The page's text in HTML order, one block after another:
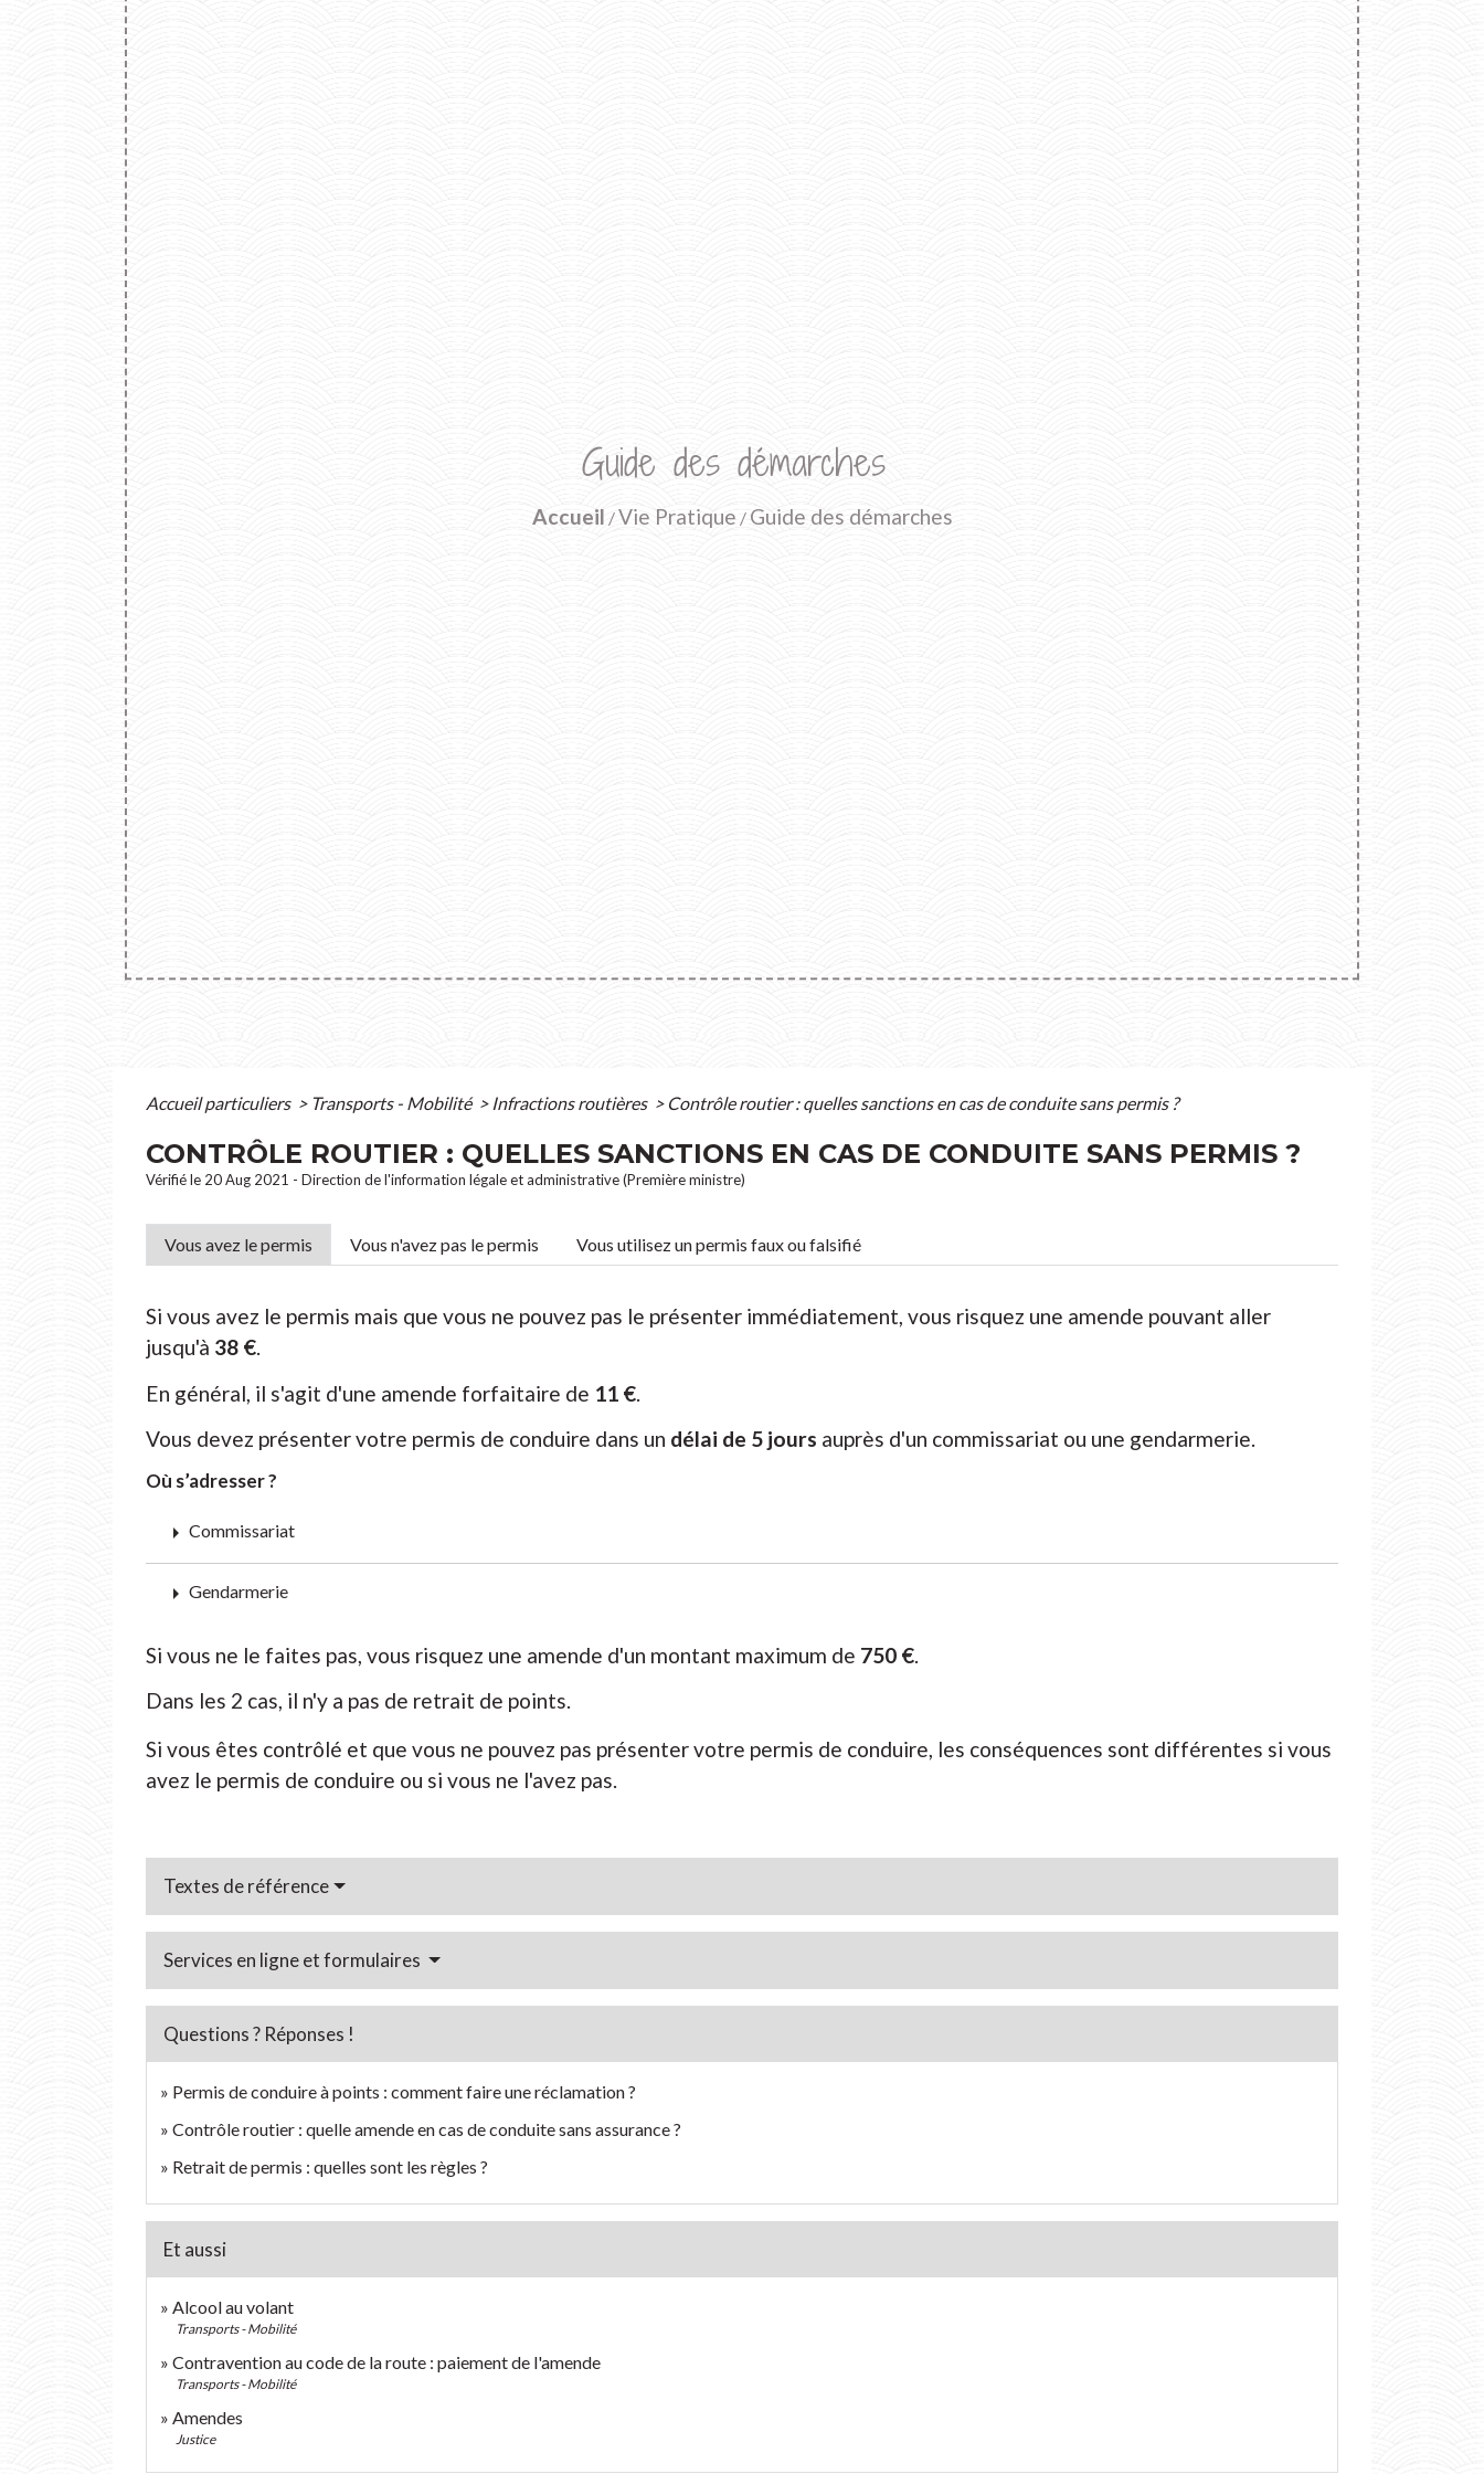
Guide des démarches
Accueil /Vie Pratique / Guide des démarches
Accueil particuliers > Transports - Mobilité > Infractions routières > Contrôle routier : quelles sanctions en cas de conduite sans permis ?
CONTRÔLE ROUTIER : QUELLES SANCTIONS EN CAS DE CONDUITE SANS PERMIS ?
Vérifié le 20 Aug 2021 - Direction de l'information légale et administrative (Première ministre)
Vous avez le permis Vous n'avez pas le permis Vous utilisez un permis faux ou falsifié
Si vous avez le permis mais que vous ne pouvez pas le présenter immédiatement, vous risquez une amende pouvant aller
jusqu'à 38 €.
En général, il s'agit d'une amende forfaitaire de 11 €.
Vous devez présenter votre permis de conduire dans un délai de 5 jours auprès d'un commissariat ou une gendarmerie.
Où s’adresser ?
arrow_right Commissariat
arrow_right Gendarmerie
Si vous ne le faites pas, vous risquez une amende d'un montant maximum de 750 €.
Dans les 2 cas, il n'y a pas de retrait de points.
Si vous êtes contrôlé et que vous ne pouvez pas présenter votre permis de conduire, les conséquences sont différentes si vous
avez le permis de conduire ou si vous ne l'avez pas.
Textes de référence
Services en ligne et formulaires
Questions ? Réponses !
Permis de conduire à points : comment faire une réclamation ?
Contrôle routier : quelle amende en cas de conduite sans assurance ?
Retrait de permis : quelles sont les règles ?
Et aussi
Alcool au volant
Transports - Mobilité
Contravention au code de la route : paiement de l'amende
Transports - Mobilité
Amendes
Justice